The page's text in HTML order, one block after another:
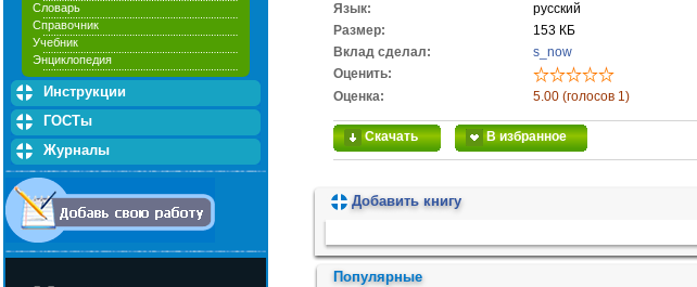
Словарь
Справочник
Учебник
Энциклопедия
Инструкции
ГОСТы
Журналы
Язык:
русский
Размер:
153 КБ
Вклад сделал:
s_now
Оценить:
Оценка:
5.00 (голосов 1)
Скачать В избранное
Добавить книгу
Популярные